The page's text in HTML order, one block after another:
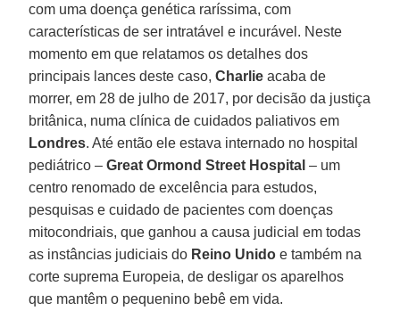
com uma doença genética raríssima, com
características de ser intratável e incurável. Neste
momento em que relatamos os detalhes dos
principais lances deste caso,Charlie acaba de
morrer, em 28 de julho de 2017, por decisão da justiça
britânica, numa clínica de cuidados paliativos em
Londres. Até então ele estava internado no hospital
pediátrico –Great Ormond Street Hospital – um
centro renomado de excelência para estudos,
pesquisas e cuidado de pacientes com doenças
mitocondriais, que ganhou a causa judicial em todas
as instâncias judiciais do Reino Unido e também na
corte suprema Europeia, de desligar os aparelhos
que mantêm o pequenino bebê em vida.